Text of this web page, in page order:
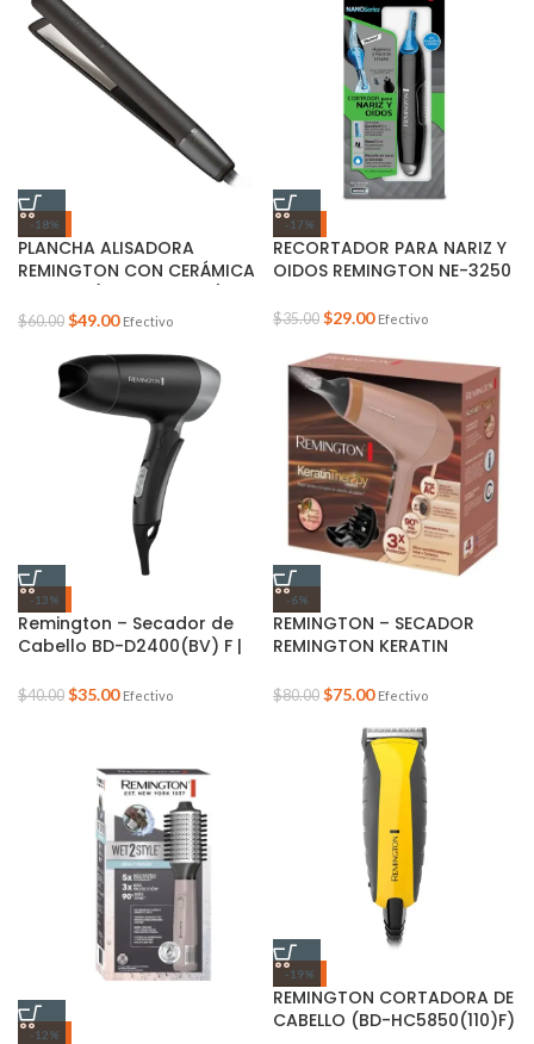
-18%
PLANCHA ALISADORA
REMINGTON CON CERÁMICA
$60.00 $49.00 Efectivo
-17%
RECORTADOR PARA NARIZ Y
OIDOS REMINGTON NE-3250
$35.00 $29.00 Efectivo
-13%
Remington – Secador de
Cabello BD-D2400(BV) F |
$40.00 $35.00 Efectivo
-6%
REMINGTON – SECADOR
REMINGTON KERATIN
TEMPERATURAS – BD-
$80.00 $75.00 Efectivo
-12%
-19%
REMINGTON CORTADORA DE
CABELLO (BD-HC5850(110)F)